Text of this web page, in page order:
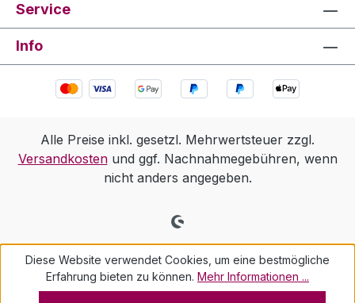
Service
Info
Alle Preise inkl. gesetzl. Mehrwertsteuer zzgl.
Versandkostenund ggf. Nachnahmegebühren, wenn
nicht anders angegeben.
Diese Website verwendet Cookies, um eine bestmögliche
Erfahrung bieten zu können. Mehr Informationen ...